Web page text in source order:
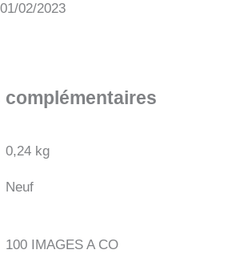
02/2023
0,24 kg
Neuf
100 IMAGES A CO